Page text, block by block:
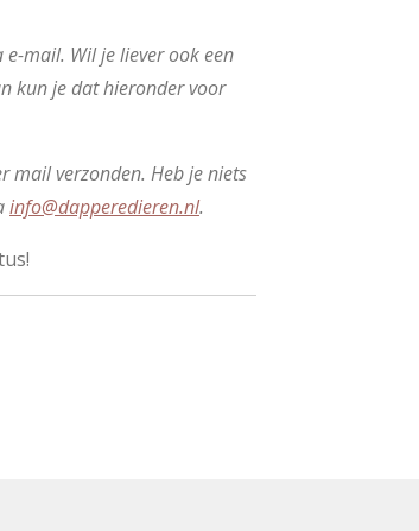
e-mail. Wil je liever ook een
kun je dat hieronder voor
mail verzonden. Heb je niets
info@dapperedieren.nl.